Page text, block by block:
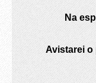
Na
Avistarei o